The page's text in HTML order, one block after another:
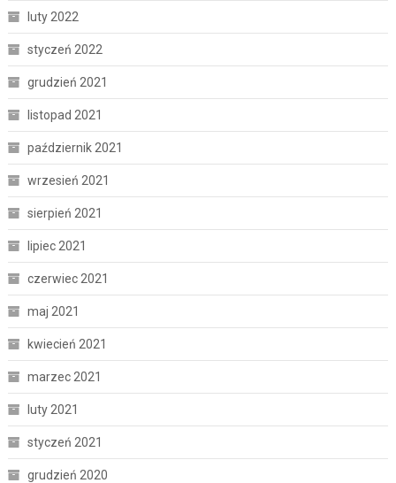
luty 2022
styczeń 2022
grudzień 2021
listopad 2021
październik 2021
wrzesień 2021
sierpień 2021
lipiec 2021
czerwiec 2021
maj 2021
kwiecień 2021
marzec 2021
luty 2021
styczeń 2021
grudzień 2020